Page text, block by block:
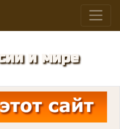
и мире